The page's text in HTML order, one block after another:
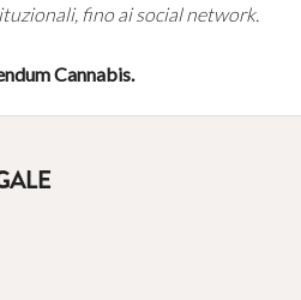
fino ai social network.
Cannabis.